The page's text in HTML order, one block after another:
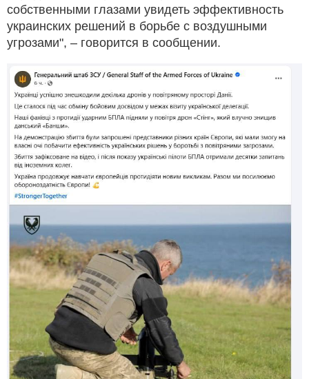
собственными глазами увидеть эффективность
украинских решений в борьбе с воздушными
угрозами", – говорится в сообщении.